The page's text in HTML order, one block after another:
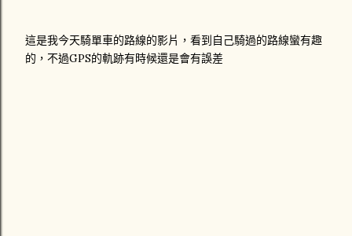
這是我今天騎單車的路線的影片，看到自己騎過的路線蠻有趣
的，不過GPS的軌跡有時候還是會有誤差